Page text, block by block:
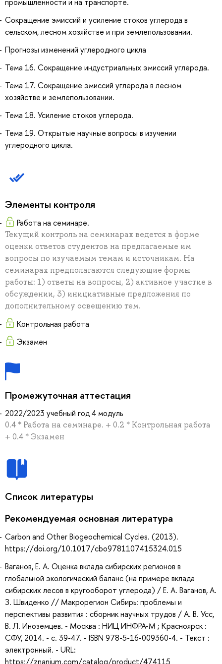
Сокращение эмиссий и усиление стоков углерода в
сельском, лесном хозяйстве и при землепользовании.
Прогнозы изменений углеродного цикла
Тема 16. Сокращение индустриальных эмиссий углерода.
Тема 17. Сокращение эмиссий углерода в лесном
хозяйстве и землепользовании.
Тема 18. Усиление стоков углерода.
Тема 19. Открытые научные вопросы в изучении
углеродного цикла.
Элементы контроля
Работа на семинаре.
Текущий контроль на семинарах ведется в форме
оценки ответов студентов на предлагаемые им
вопросы по изучаемым темам и источникам. На
семинарах предполагаются следующие формы
работы: 1) ответы на вопросы, 2) активное участие в
обсуждении, 3) инициативные предложения по
дополнительному освещению тем.
Контрольная работа
Экзамен
Промежуточная аттестация
2022/2023 учебный год 4 модуль
0.4 * Работа на семинаре. + 0.2 * Контрольная работа
+ 0.4 * Экзамен
Список литературы
Рекомендуемая основная литература
Carbon and Other Biogeochemical Cycles. (2013).
https://doi.org/10.1017/cbo9781107415324.015
Ваганов, Е. А. Оценка вклада сибирских регионов в
глобальной экологический баланс (на примере вклада
сибирских лесов в кругооборот углерода) / Е. А. Ваганов, А.
З. Швиденко // Макрорегион Сибирь: проблемы и
перспективы развития : сборник научных трудов / А. В. Усс,
В. Л. Иноземцев. - Москва : НИЦ ИНФРА-М ; Красноярск :
СФУ, 2014. - с. 39-47. - ISBN 978-5-16-009360-4. - Текст :
электронный. - URL:
https://znanium.com/catalog/product/474115